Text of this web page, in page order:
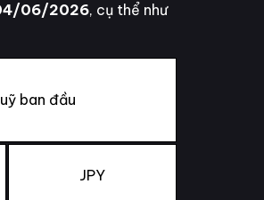
06/2026, cụ thể như
ban đầu
JPY